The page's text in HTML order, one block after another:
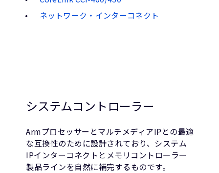
ネットワーク・インターコネクト
システムコントローラー
ArmプロセッサーとマルチメディアIPとの最適
な互換性のために設計されており、システム
IPインターコネクトとメモリコントローラー
製品ラインを自然に補完するものです。